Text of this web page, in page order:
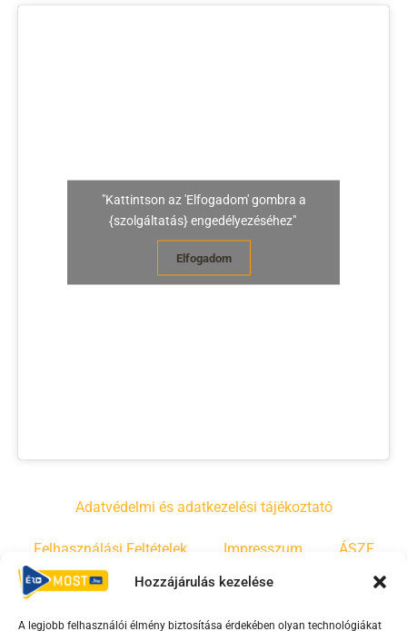
Hozzájárulás kezelése
A legjobb felhasználói élmény biztosítása érdekében olyan technológiákat
"Kattintson az 'Elfogadom' gombra a
{szolgáltatás} engedélyezéséhez"
Elfogadom
Adatvédelmi és adatkezelési tájékoztató
Felhasználási Feltételek Impresszum ÁSZF
Irányelvek Moderálási szabályzat